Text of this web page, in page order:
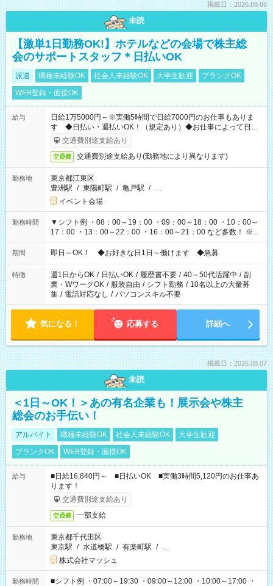
掲載日：2026.08.06
未読
【激単1日勤務OK!】ホテルなどの会場で株主総
会のサポートスタッフ＊日払いOK
派遣 職種未経験OK 社会人未経験OK 大学生歓迎
ブランクOK
WEB登録・面接OK
給与
日給1万5000円～※実働5時間で日給7000円のお仕事もありま
す ◆日払い・週払いOK！（規定あり）◆お仕事によって日給
も異なります
交通費別途支給あり
交通費 交通費別途支給あり(勤務地により異なります)
勤務地
東京都江東区
豊洲駅 / 東陽町駅 / 亀戸駅 / …
イベント会場
勤務時間
▼シフト例 ・08：00～19：00 ・09：00～18：00 ・10：00～
17：00 ・13：00～22：00 ・16：00～21：00 など多数！ ※お
仕事により勤務時間が異なります
期間 即日～OK！ ◆お好きな日1日～働けます ◆急募
特徴 週1日からOK / 日払いOK / 履歴書不要 / 40～50代活躍中 / 副
業・WワークOK / 服装自由 / シフト勤務 / 10名以上の大量募
集 / 電話対応なし / パソコンスキル不要
気になる！ 応募する 詳細へ
掲載日：2026.08.07
未読
＜1日～OK！＞あの有名企業も！展示会や株主
総会のお手伝い！
アルバイト 職種未経験OK 社会人未経験OK
大学生歓迎
ブランクOK
WEB登録・面接OK
給与
■日給16,840円～ ■日払いOK ■実働3時間5,120円のお仕事あ
ります！
交通費別途支給あり
交通費 一部支給
勤務地
東京都千代田区
東京駅 / 水道橋駅 / 有楽町駅 / …
株式会社マッシュ
勤務時間
■シフト例 ・07:00～19:30 ・09:00～12:00 ・10:00～17:00 ・